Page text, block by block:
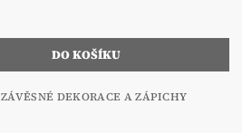
ZÁVĚSNÉ DEKORACE A ZÁPICHY